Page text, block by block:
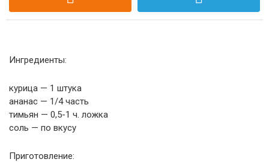
Ингредиенты:
курица — 1 штука
ананас — 1/4 часть
тимьян — 0,5-1 ч. ложка
соль — по вкусу
Приготовление: